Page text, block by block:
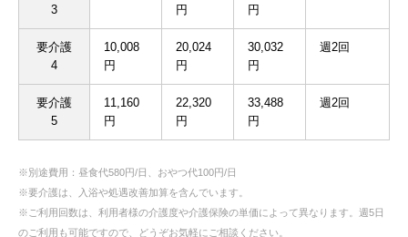
3
円
円
要介護
4
10,008
円
20,024
円
30,032
円
週2回
要介護
5
11,160
円
22,320
円
33,488
円
週2回
※別途費用：昼食代580円/日、おやつ代100円/日
※要介護は、入浴や処遇改善加算を含んでいます。
※ご利用回数は、利用者様の介護度や介護保険の単価によって異なります。週5日
のご利用も可能ですので、どうぞお気軽にご相談ください。